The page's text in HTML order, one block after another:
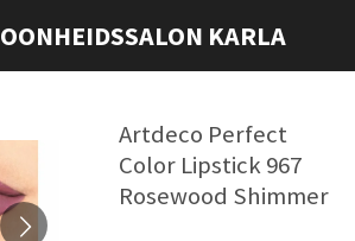
KARLA
Artdeco Perfect
Color Lipstick 967
Rosewood Shimmer